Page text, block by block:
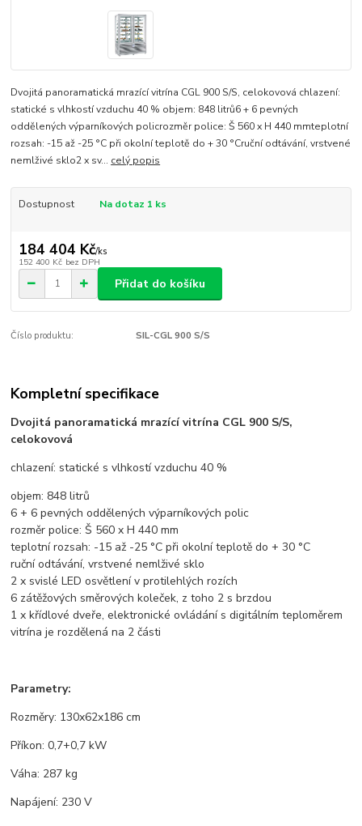
Dvojitá panoramatická mrazící vitrína CGL 900 S/S, celokovová chlazení:
statické s vlhkostí vzduchu 40 % objem: 848 litrů6 + 6 pevných
oddělených výparníkových policrozměr police: Š 560 x H 440 mmteplotní
rozsah: -15 až -25 °C při okolní teplotě do + 30 °Cruční odtávání, vrstvené
nemlživé sklo2 x sv... celý popis
Dostupnost Na dotaz 1 ks
184 404 Kč/ks
152 400 Kč bez DPH
Přidat do košíku
Číslo produktu: SIL-CGL 900 S/S
Kompletní specifikace
Dvojitá panoramatická mrazící vitrína CGL 900 S/S,
celokovová
chlazení: statické s vlhkostí vzduchu 40 %
objem: 848 litrů
6 + 6 pevných oddělených výparníkových polic
rozměr police: Š 560 x H 440 mm
teplotní rozsah: -15 až -25 °C při okolní teplotě do + 30 °C
ruční odtávání, vrstvené nemlživé sklo
2 x svislé LED osvětlení v protilehlých rozích
6 zátěžových směrových koleček, z toho 2 s brzdou
1 x křídlové dveře, elektronické ovládání s digitálním teploměrem
vitrína je rozdělená na 2 části
Parametry:
Rozměry: 130x62x186 cm
Příkon: 0,7+0,7 kW
Váha: 287 kg
Napájení: 230 V